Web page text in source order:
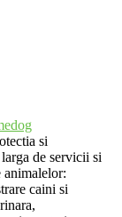
si
de servicii si
animalelor:
caini si